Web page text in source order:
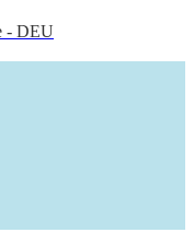
- DEU